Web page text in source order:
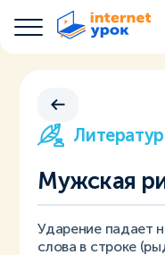
Мужская
Ударение падает
слова в строке